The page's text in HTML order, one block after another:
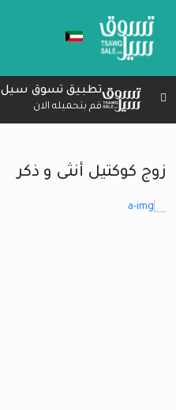
تطبيق تسوق سيل
قم بتحميله الان
زوج كوكتيل أنثى و ذكر